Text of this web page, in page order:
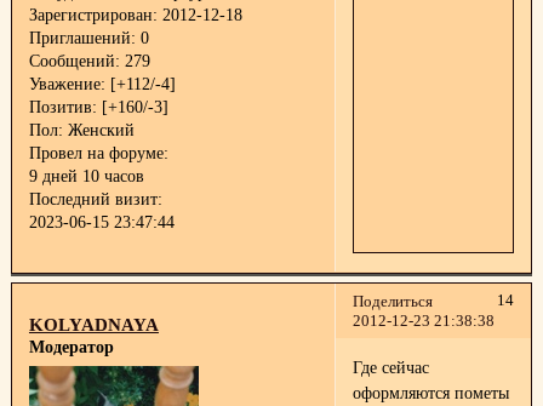
Зарегистрирован: 2012-12-18
Приглашений: 0
Сообщений: 279
Уважение: [+112/-4]
Позитив: [+160/-3]
Пол: Женский
Провел на форуме:
9 дней 10 часов
Последний визит:
2023-06-15 23:47:44
Поделиться
14
2012-12-23 21:38:38
KOLYADNAYA
Модератор
Где сейчас
оформляются пометы